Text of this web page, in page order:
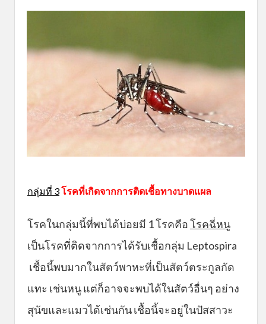
กลุ่มที่ 3โรคที่เกิดจากการติดเชื้อทางบาดแผล
โรคในกลุ่มนี้ที่พบได้บ่อยมี 1 โรคคือโรคฉี่หนู
เป็นโรคที่ติดจากการได้รับเชื้อกลุ่ม Leptospira
เชื้อนี้พบมากในสัตว์พาหะที่เป็นสัตว์ตระกูลกัด
แทะ เช่นหนู แต่ก็อาจจะพบได้ในสัตว์อื่นๆ อย่าง
สุนัขและแมวได้เช่นกัน เชื้อนี้จะอยู่ในปัสสาวะ